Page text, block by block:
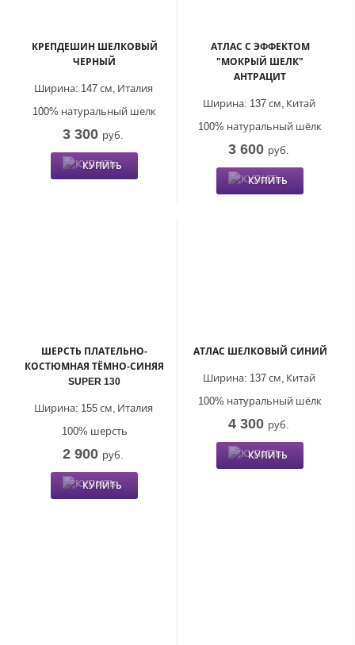
КРЕПДЕШИН ШЕЛКОВЫЙ
ЧЕРНЫЙ
Италия
Ширина: 147 см,
100% натуральный шелк
3 300 руб.
КУПИТЬ
АТЛАС С ЭФФЕКТОМ
"МОКРЫЙ ШЕЛК"
АНТРАЦИТ
Китай
Ширина: 137 см,
100% натуральный шёлк
3 600 руб.
КУПИТЬ
ШЕРСТЬ ПЛАТЕЛЬНО-
КОСТЮМНАЯ ТЁМНО-СИНЯЯ
SUPER 130
Италия
Ширина: 155 см,
100% шерсть
2 900 руб.
КУПИТЬ
АТЛАС ШЕЛКОВЫЙ СИНИЙ
Китай
Ширина: 137 см,
100% натуральный шёлк
4 300 руб.
КУПИТЬ